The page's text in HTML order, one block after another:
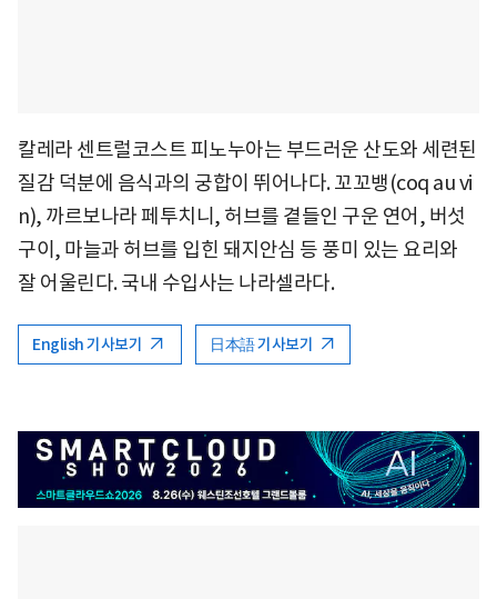
칼레라 센트럴코스트 피노누아는 부드러운 산도와 세련된
질감 덕분에 음식과의 궁합이 뛰어나다. 꼬꼬뱅(coq au vi
n), 까르보나라 페투치니, 허브를 곁들인 구운 연어, 버섯
구이, 마늘과 허브를 입힌 돼지안심 등 풍미 있는 요리와
잘 어울린다. 국내 수입사는 나라셀라다.
English 기사보기 日本語 기사보기